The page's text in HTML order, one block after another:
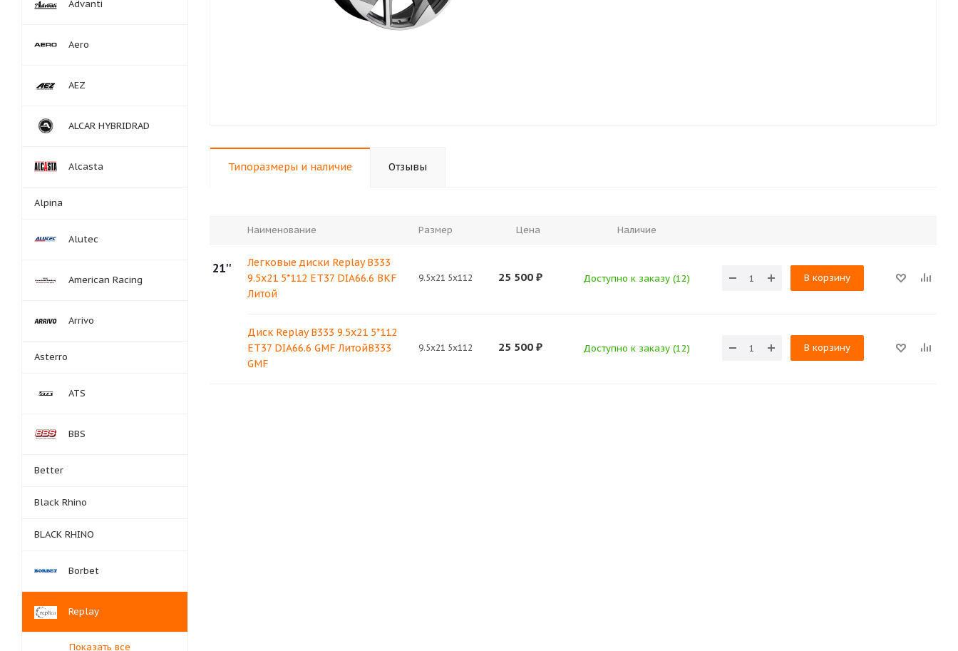
Типоразмеры и наличие Отзывы
Наименование Размер Цена Наличие
21''
Легковые диски Replay B333
9.5x21 5*112 ET37 DIA66.6 BKF
Литой
9.5x21 5x112 25 500 ₽ Доступно к заказу (12) В корзину
Диск Replay B333 9.5x21 5*112
ET37 DIA66.6 GMF ЛитойB333
GMF
9.5x21 5x112 25 500 ₽ Доступно к заказу (12) В корзину
Advanti
Aero
AEZ
ALCAR HYBRIDRAD
Alcasta
Alpina
Alutec
American Racing
Arrivo
Asterro
ATS
BBS
Better
Black Rhino
BLACK RHINO
Borbet
Replay
Показать все